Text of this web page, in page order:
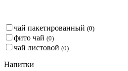
чай пакетированный (0)
фито чай (0)
чай листовой (0)
Напитки